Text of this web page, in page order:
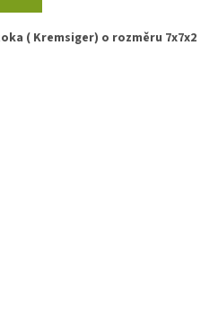
( Kremsiger) o rozměru 7x7x2